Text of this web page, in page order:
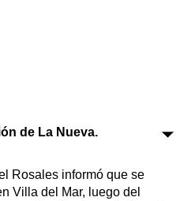
de La Nueva.
Rosales informó que se
Villa del Mar, luego del